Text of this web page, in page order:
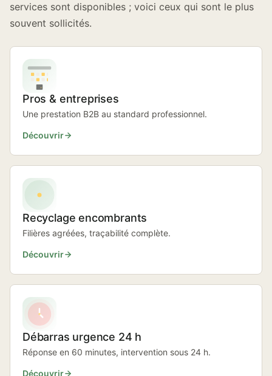
services sont disponibles ; voici ceux qui sont le plus
souvent sollicités.
Pros & entreprises
Une prestation B2B au standard professionnel.
Découvrir
Recyclage encombrants
Filières agréées, traçabilité complète.
Découvrir
Débarras urgence 24 h
Réponse en 60 minutes, intervention sous 24 h.
Découvrir